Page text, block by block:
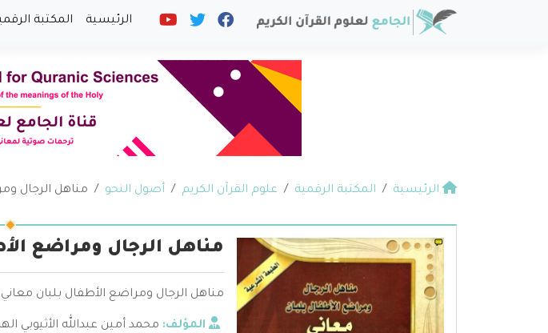
الرئيسية المكتبة
الرئيسية المكتبة الرقمية علوم القرآن الكريم أصول النحو مناهل الرجال
مناهل الرجال ومراضع
مناهل الرجال ومراضع الأطفال بلبان معاني
المؤلف: محمد أمين عبدالله الأثيوبي